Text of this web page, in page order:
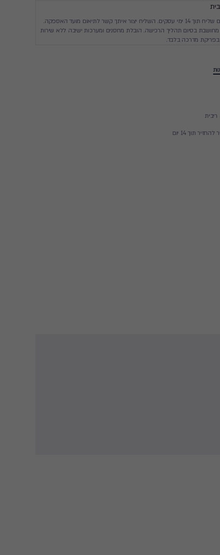
יגיע עד ביתך עם שליח תוך 14 ימי עסקים. השליח יצור איתך קשר לתיאום מועד האספקה.
בסיום תהליך הרכישה. הובלת מחסנים ומערכות ישיבה ללא שירות
מדרכה בלבד.
תוך 14 יום